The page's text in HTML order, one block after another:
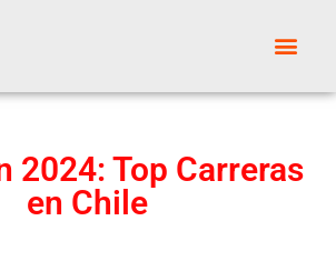
2024: Top Carreras
en Chile